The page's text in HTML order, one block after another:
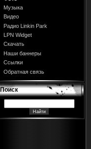
Музыка
Видео
Радио Linkin Park
LPN Widget
Скачать
Наши баннеры
Ссылки
Обратная связь
Поиск